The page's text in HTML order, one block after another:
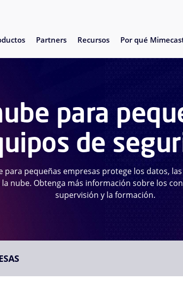
Partners Recursos Por qué
para
de
para pequeñas empresas protege los datos,
nube. Obtenga más información sobre los
supervisión y la formación.